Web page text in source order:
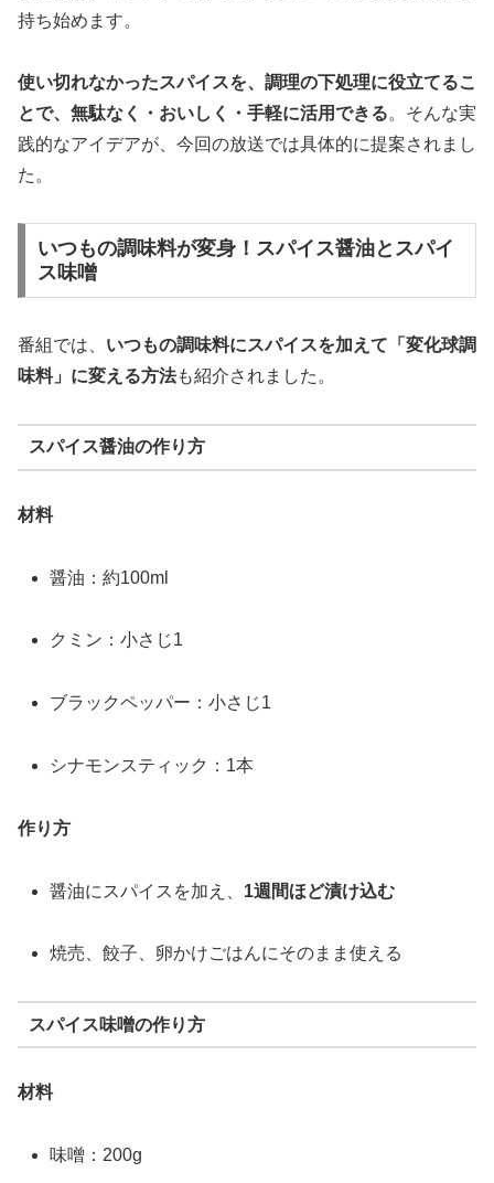
持ち始めます。
使い切れなかったスパイスを、調理の下処理に役立てるこ
とで、無駄なく・おいしく・手軽に活用できる。そんな実
践的なアイデアが、今回の放送では具体的に提案されまし
た。
いつもの調味料が変身！スパイス醤油とスパイ
ス味噌
番組では、 いつもの調味料にスパイスを加えて「変化球調
味料」に変える方法も紹介されました。
スパイス醤油の作り方
材料
醤油：約100ml
クミン：小さじ1
ブラックペッパー：小さじ1
シナモンスティック：1本
作り方
醤油にスパイスを加え、 1週間ほど漬け込む
焼売、餃子、卵かけごはんにそのまま使える
スパイス味噌の作り方
材料
味噌：200g